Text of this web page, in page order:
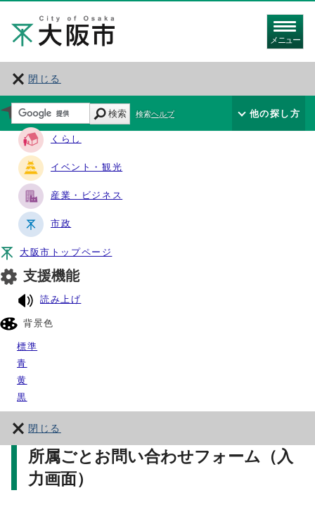
メニュー
閉じる
サイト・ナビ
くらし
イベント・観光
産業・ビジネス
市政
大阪市トップページ
支援機能
読み上げ
背景色
標準
青
黄
黒
閉じる
検索 検索ヘルプ 他の探し方
所属ごとお問い合わせフォーム（入
力画面）